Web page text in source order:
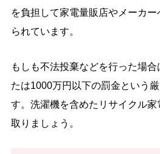
を負担して家電量販店やメーカ
られています。
もしも不法投棄などを行った場
たは1000万円以下の罰金という
す。洗濯機を含めたリサイクル
取りましょう。